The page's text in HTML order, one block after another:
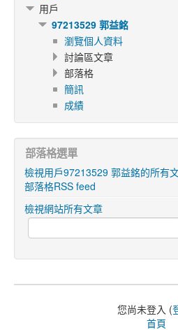
用戶
97213529 郭益銘
瀏覽個人資料
討論區文章
部落格
簡訊
成績
部落格選單
檢視用戶97213529 郭益銘的所有
部落格RSS feed
檢視網站所有文章
您尚未登入 (
首頁